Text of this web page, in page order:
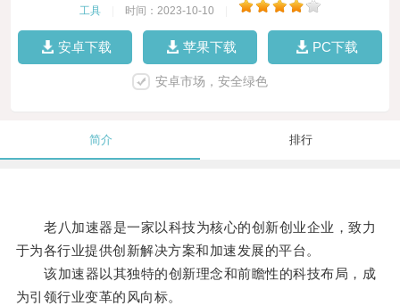
工具 时间：2023-10-10
安卓下载 苹果下载 PC下载
安卓市场，安全绿色
简介 排行
老八加速器是一家以科技为核心的创新创业企业，致力
于为各行业提供创新解决方案和加速发展的平台。
该加速器以其独特的创新理念和前瞻性的科技布局，成
为引领行业变革的风向标。